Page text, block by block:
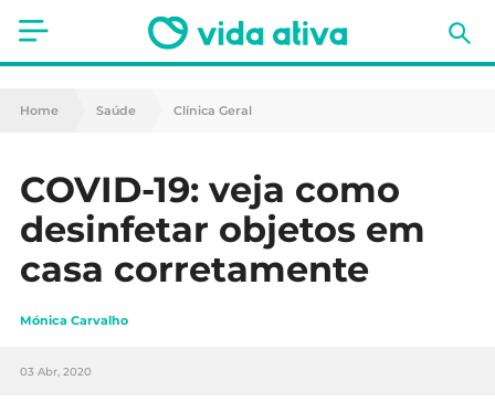
Saúde
Nutrição
Receitas
Fitness
Mães e Bebés
Home Saúde Clínica Geral
COVID-19: veja como
desinfetar objetos em
casa corretamente
Mónica Carvalho
03 Abr, 2020